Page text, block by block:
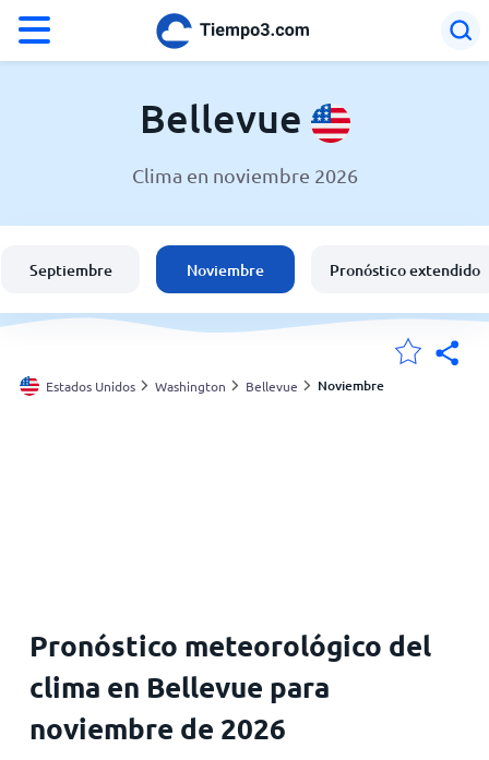
El clima en Bellevue
España
Argentina
Bellevue
Clima en noviembre 2026
Septiembre Noviembre Pronóstico extendido
Estados Unidos Washington Bellevue Noviembre
Pronóstico meteorológico del
clima en Bellevue para
noviembre de 2026